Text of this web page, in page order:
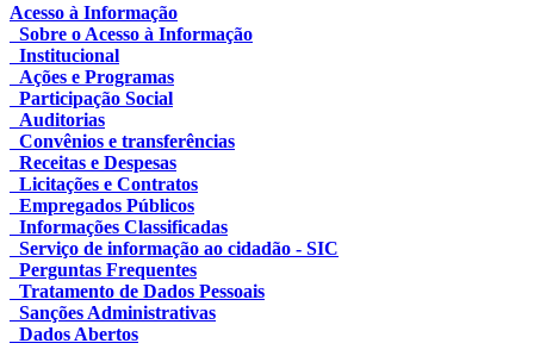
Acesso à Informação
Sobre o Acesso à Informação
Institucional
Ações e Programas
Participação Social
Auditorias
Convênios e transferências
Receitas e Despesas
Licitações e Contratos
Empregados Públicos
Informações Classificadas
Serviço de informação ao cidadão - SIC
Perguntas Frequentes
Tratamento de Dados Pessoais
Sanções Administrativas
Dados Abertos